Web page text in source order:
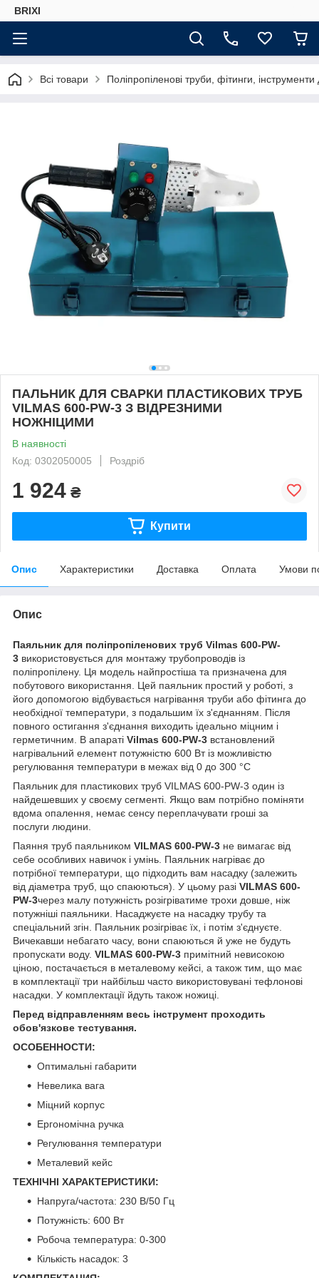
BRIXI
Всі товари Поліпропіленові труби, фітинги,
ПАЛЬНИК ДЛЯ СВАРКИ ПЛАСТИКОВИХ ТРУБ
VILMAS 600-PW-3 З ВІДРЕЗНИМИ
НОЖНІЦИМИ
В наявності
Код: 0302050005
Роздріб
1 924 ₴
Купити
Опис Характеристики Доставка Оплата Умови
Опис
Паяльник для поліпропіленових труб Vilmas 600-PW-
3 використовується для монтажу трубопроводів із
поліпропілену. Ця модель найпростіша та призначена для
побутового використання. Цей паяльник простий у роботі, з
його допомогою відбувається нагрівання труби або фітинга до
необхідної температури, з подальшим їх з'єднанням. Після
повного остигання з'єднання виходить ідеально міцним і
герметичним. В апараті Vilmas 600-PW-3 встановлений
нагрівальний елемент потужністю 600 Вт із можливістю
регулювання температури в межах від 0 до 300 °C
Паяльник для пластикових труб VILMAS 600-PW-3 один із
найдешевших у своєму сегменті. Якщо вам потрібно поміняти
вдома опалення, немає сенсу переплачувати гроші за
послуги людини.
Паяння труб паяльником VILMAS 600-PW-3 не вимагає від
себе особливих навичок і умінь. Паяльник нагріває до
потрібної температури, що підходить вам насадку (залежить
від діаметра труб, що спаюються). У цьому разі VILMAS 600-
PW-3через малу потужність розігріватиме трохи довше, ніж
потужніші паяльники. Насаджуєте на насадку трубу та
спеціальний згін. Паяльник розігріває їх, і потім з'єднуєте.
Вичекавши небагато часу, вони спаюються й уже не будуть
пропускати воду. VILMAS 600-PW-3 примітний невисокою
ціною, постачається в металевому кейсі, а також тим, що має
в комплектації три найбільш часто використовувані тефлонові
насадки. У комплектації йдуть також ножиці.
Перед відправленням весь інструмент проходить
обов'язкове тестування.
ОСОБЕННОСТИ:
Оптимальні габарити
Невелика вага
Міцний корпус
Ергономічна ручка
Регулювання температури
Металевий кейс
ТЕХНІЧНІ ХАРАКТЕРИСТИКИ:
Напруга/частота: 230 В/50 Гц
Потужність: 600 Вт
Робоча температура: 0-300
Кількість насадок: 3